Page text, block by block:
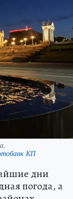
КП
дни
погода, а